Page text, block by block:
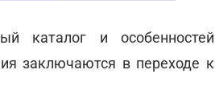
каталог и особенностей
заключаются в переходе к